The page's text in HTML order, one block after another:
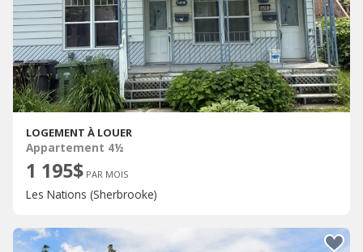
LOGEMENT À LOUER
Appartement 4½
1 195$ PAR MOIS
Les Nations (Sherbrooke)